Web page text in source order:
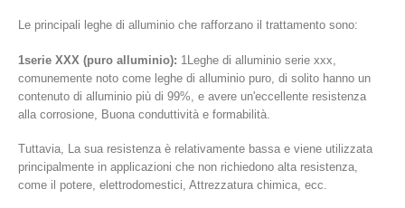
Le principali leghe di alluminio che rafforzano il trattamento sono:
1serie XXX (puro alluminio): 1Leghe di alluminio serie xxx,
comunemente noto come leghe di alluminio puro, di solito hanno un
contenuto di alluminio più di 99%, e avere un'eccellente resistenza
alla corrosione, Buona conduttività e formabilità.
Tuttavia, La sua resistenza è relativamente bassa e viene utilizzata
principalmente in applicazioni che non richiedono alta resistenza,
come il potere, elettrodomestici, Attrezzatura chimica, ecc.